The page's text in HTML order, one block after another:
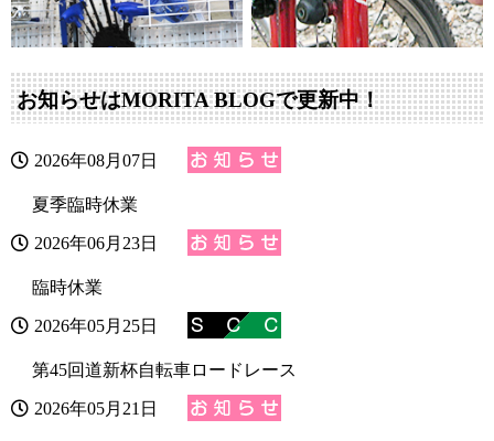
お知らせはMORITA BLOGで更新中！
2026年08月07日
夏季臨時休業
2026年06月23日
臨時休業
2026年05月25日
第45回道新杯自転車ロードレース
2026年05月21日